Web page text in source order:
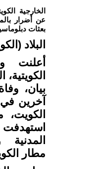
الخارجية
عن أضرار
بعثات
البلاد
أعلنت
الكويتية،
بيان،
آخرين
الكويت،
المدنية
مطار